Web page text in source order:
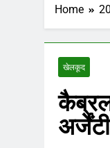
Home
खेलकूद
कैब्रल